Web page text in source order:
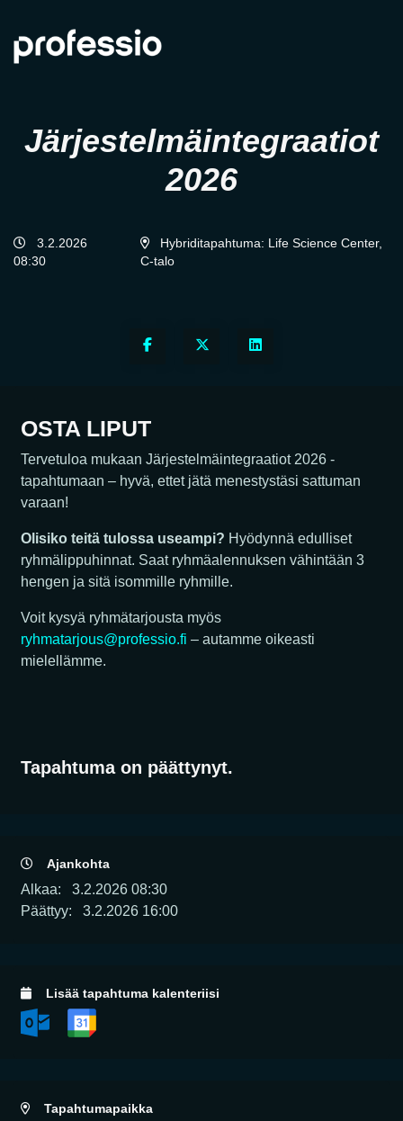
Järjestelmäintegraatiot
2026
3.2.2026
08:30
Hybriditapahtuma: Life Science Center,
C-talo
OSTA LIPUT
Tervetuloa mukaan Järjestelmäintegraatiot 2026 -
tapahtumaan – hyvä, ettet jätä menestystäsi sattuman
varaan!
Olisiko teitä tulossa useampi? Hyödynnä edulliset
ryhmälippuhinnat. Saat ryhmäalennuksen vähintään 3
hengen ja sitä isommille ryhmille.
Voit kysyä ryhmätarjousta myös
ryhmatarjous@professio.fi – autamme oikeasti
mielellämme.
Tapahtuma on päättynyt.
Ajankohta
Alkaa: 3.2.2026 08:30
Päättyy: 3.2.2026 16:00
Lisää tapahtuma kalenteriisi
Tapahtumapaikka